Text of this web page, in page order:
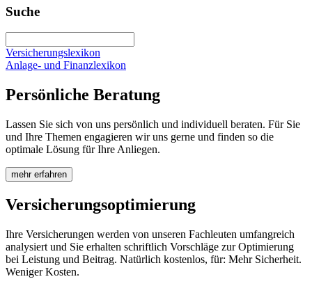
Suche
Versicherungslexikon
Anlage- und Finanzlexikon
Persönliche Beratung
Lassen Sie sich von uns persönlich und individuell beraten. Für Sie
und Ihre Themen engagieren wir uns gerne und finden so die
optimale Lösung für Ihre Anliegen.
mehr erfahren
Versicherungsoptimierung
Ihre Versicherungen werden von unseren Fachleuten umfangreich
analysiert und Sie erhalten schriftlich Vorschläge zur Optimierung
bei Leistung und Beitrag. Natürlich kostenlos, für: Mehr Sicherheit.
Weniger Kosten.